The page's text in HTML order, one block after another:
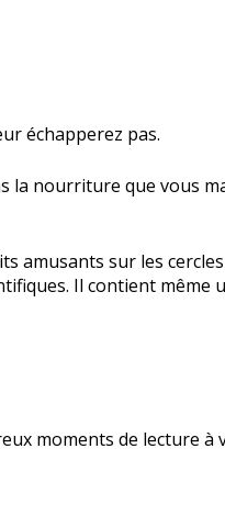
échapperez pas.
la nourriture que vous
amusants sur les
Il contient même
moments de lecture à